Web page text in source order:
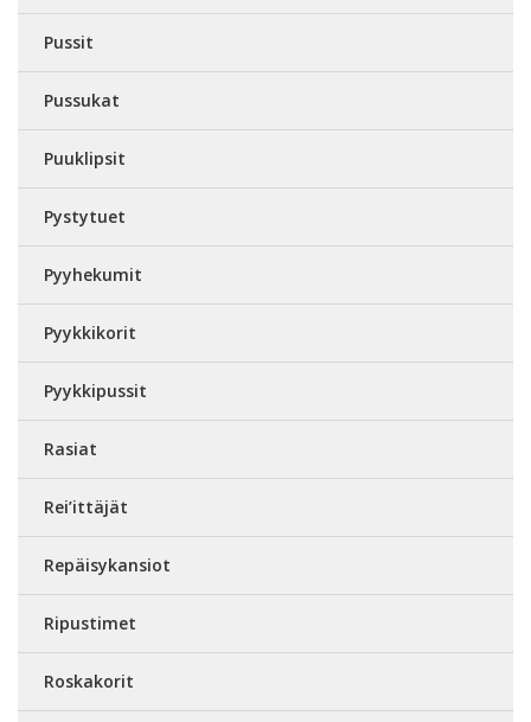
Pussit
Pussukat
Puuklipsit
Pystytuet
Pyyhekumit
Pyykkikorit
Pyykkipussit
Rasiat
Rei’ittäjät
Repäisykansiot
Ripustimet
Roskakorit